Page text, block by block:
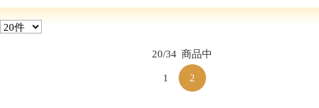
20/34 商品中
1 2